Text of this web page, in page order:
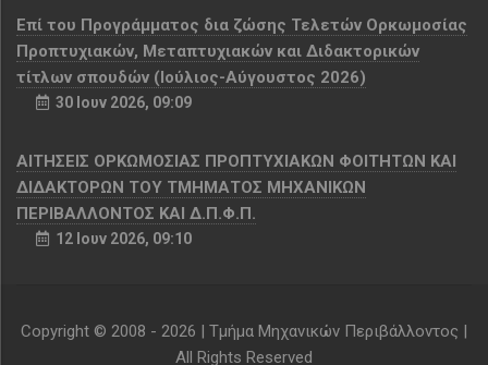
Επί του Προγράμματος δια ζώσης Τελετών Ορκωμοσίας
Προπτυχιακών, Μεταπτυχιακών και Διδακτορικών
τίτλων σπουδών (Ιούλιος-Αύγουστος 2026)
30 Ιουν 2026, 09:09
ΑΙΤΗΣΕΙΣ ΟΡΚΩΜΟΣΙΑΣ ΠΡΟΠΤΥΧΙΑΚΩΝ ΦΟΙΤΗΤΩΝ ΚΑΙ
ΔΙΔΑΚΤΟΡΩΝ ΤΟΥ ΤΜΗΜΑΤΟΣ ΜΗΧΑΝΙΚΩΝ
ΠΕΡΙΒΑΛΛΟΝΤΟΣ ΚΑΙ Δ.Π.Φ.Π.
12 Ιουν 2026, 09:10
Copyright © 2008 - 2026 | Τμήμα Μηχανικών Περιβάλλοντος |
All Rights Reserved